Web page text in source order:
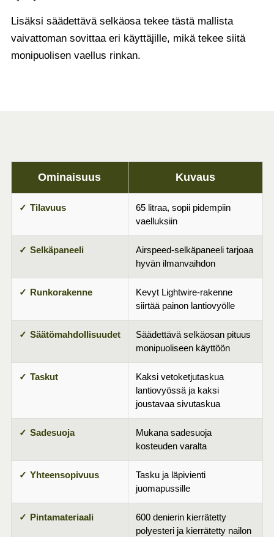
Lisäksi säädettävä selkäosa tekee tästä mallista
vaivattoman sovittaa eri käyttäjille, mikä tekee siitä
monipuolisen vaellus rinkan.
Ominaisuus Kuvaus
Tilavuus
65 litraa, sopii pidempiin
vaelluksiin
Selkäpaneeli
Airspeed-selkäpaneeli tarjoaa
hyvän ilmanvaihdon
Runkorakenne
Kevyt Lightwire-rakenne
siirtää painon lantiovyölle
Säätömahdollisuudet
Säädettävä selkäosan pituus
monipuoliseen käyttöön
Taskut
Kaksi vetoketjutaskua
lantiovyössä ja kaksi
joustavaa sivutaskua
Sadesuoja
Mukana sadesuoja
kosteuden varalta
Yhteensopivuus
Tasku ja läpivienti
juomapussille
Pintamateriaali
600 denierin kierrätetty
polyesteri ja kierrätetty nailon